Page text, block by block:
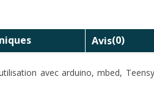
Avis(0)
avec arduino, mbed,